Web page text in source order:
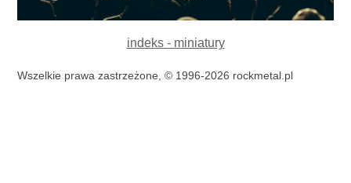
indeks - miniatury
Wszelkie prawa zastrzeżone, © 1996-2026 rockmetal.pl